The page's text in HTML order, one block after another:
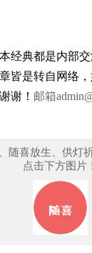
经典都是内部
皆是转自网络
谢！ 邮箱
随喜放生、供灯
点击下方图片